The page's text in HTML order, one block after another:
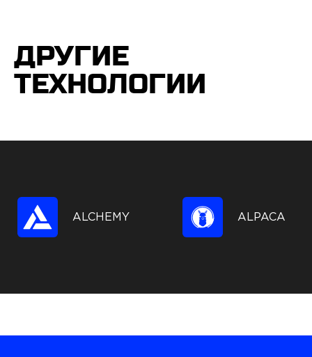
ДРУГИЕ
ТЕХНОЛОГИИ
ALCHEMY ALPACA